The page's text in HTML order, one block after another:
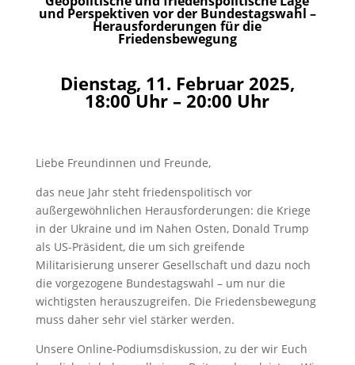
und Perspektiven vor der Bundestagswahl –
Herausforderungen für die
Friedensbewegung
Dienstag, 11. Februar 2025,
18:00 Uhr – 20:00 Uhr
Liebe Freundinnen und Freunde,
das neue Jahr steht friedenspolitisch vor
außergewöhnlichen Herausforderungen: die Kriege
in der Ukraine und im Nahen Osten, Donald Trump
als US-Präsident, die um sich greifende
Militarisierung unserer Gesellschaft und dazu noch
die vorgezogene Bundestagswahl – um nur die
wichtigsten herauszugreifen. Die Friedensbewegung
muss daher sehr viel stärker werden.
Unsere Online-Podiumsdiskussion, zu der wir Euch